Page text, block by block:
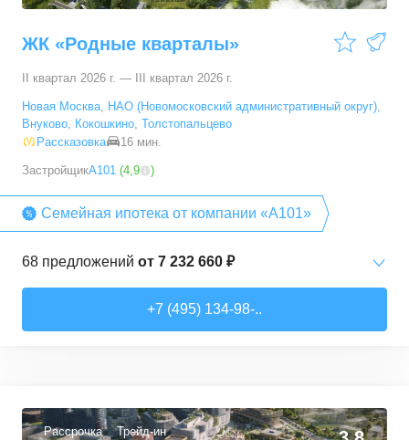
100,1 –100,1м² предложение
ЖК «Родные кварталы»
II квартал 2026 г. — III квартал 2026 г.
Новая Москва, НАО (Новомосковский административный округ),
Внуково, Кокошкино, Толстопальцево
Рассказовка
16 мин.
ЗастройщикА101 (4,9 )
Семейная ипотека от компании «А101»
68 предложений от 7 232 660 ₽
+7 (495) 134-98-..
Рассрочка Трейд-ин